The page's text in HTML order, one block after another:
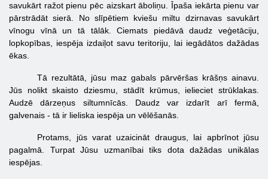
savukārt ražot pienu pēc aizskart āboliņu. Īpaša iekārta pienu var
pārstrādāt sierā. No slīpētiem kviešu miltu dzirnavas savukārt
vīnogu vīnā un tā tālāk. Ciemats piedāvā daudz veģetāciju,
lopkopības, iespēja izdaiļot savu teritoriju, lai iegādātos dažādas
ēkas.
Tā rezultātā, jūsu maz gabals pārvēršas krāšņs ainavu.
Jūs nolikt skaisto dziesmu, stādīt krūmus, ielieciet strūklakas.
Audzē dārzeņus siltumnīcās. Daudz var izdarīt arī fermā,
galvenais - tā ir lieliska iespēja un vēlēšanās.
Protams, jūs varat uzaicināt draugus, lai apbrīnot jūsu
pagalmā. Turpat Jūsu uzmanībai tiks dota dažādas unikālas
iespējas.